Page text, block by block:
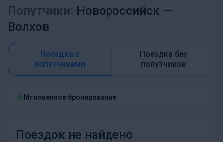
Попутчики: Новороссийск —
Волхов
Поездка с
попутчиками
Поездка без
попутчиков
Мгновенное бронирование
Поездок не найдено